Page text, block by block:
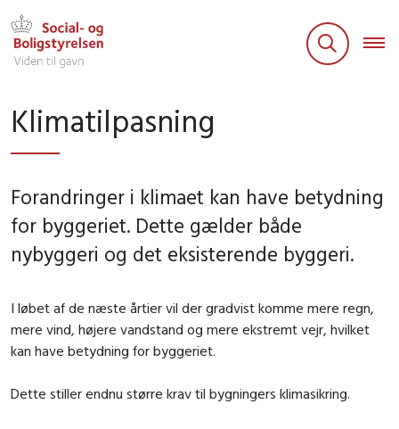
Klimatilpasning
Forandringer i klimaet kan have betydning
for byggeriet. Dette gælder både
nybyggeri og det eksisterende byggeri.
I løbet af de næste årtier vil der gradvist komme mere regn,
mere vind, højere vandstand og mere ekstremt vejr, hvilket
kan have betydning for byggeriet.
Dette stiller endnu større krav til bygningers klimasikring.